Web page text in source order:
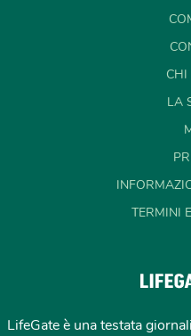
LA
TERMINI
LifeGate è una testata